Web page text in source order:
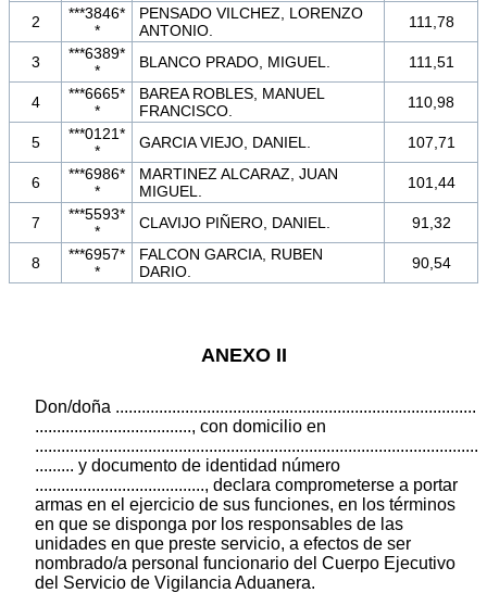
2
***3846*
*
PENSADO VILCHEZ, LORENZO
ANTONIO.
111,78
3
***6389*
*
BLANCO PRADO, MIGUEL. 111,51
4
***6665*
*
BAREA ROBLES, MANUEL
FRANCISCO.
110,98
5
***0121*
*
GARCIA VIEJO, DANIEL. 107,71
6
***6986*
*
MARTINEZ ALCARAZ, JUAN
MIGUEL.
101,44
7
***5593*
*
CLAVIJO PIÑERO, DANIEL. 91,32
8
***6957*
*
FALCON GARCIA, RUBEN
DARIO.
90,54
ANEXO II
Don/doña ...................................................................................
...................................., con domicilio en
......................................................................................................
......... y documento de identidad número
......................................., declara comprometerse a portar
armas en el ejercicio de sus funciones, en los términos
en que se disponga por los responsables de las
unidades en que preste servicio, a efectos de ser
nombrado/a personal funcionario del Cuerpo Ejecutivo
del Servicio de Vigilancia Aduanera.